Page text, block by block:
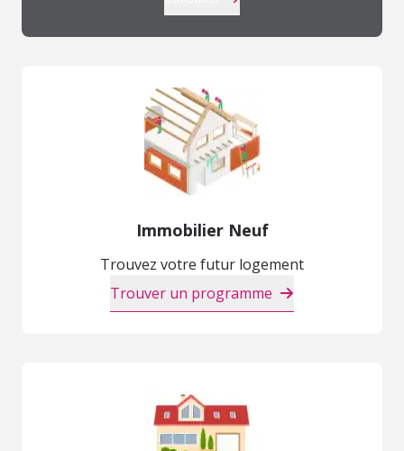
Immobilier Neuf
Trouvez votre futur logement
Trouver un programme